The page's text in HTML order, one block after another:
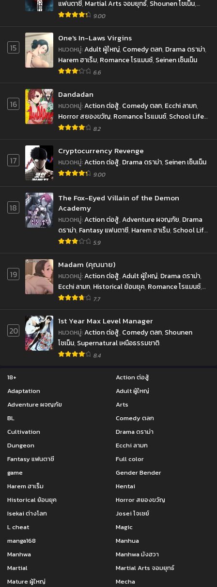
ตอนที่ 110
กรกฎาคม 30, 2022
ตอนที่ 109
กรกฎาคม 30, 2022
กรกฎาคม 30, 2022
ตอนที่ 106
กรกฎาคม 29, 2022
ตอนที่ 105
กรกฎาคม 28, 2022
กรกฎาคม 28, 2022 กรกฎาคม 27, 2022
ตอนที่ 102
กรกฎาคม 27, 2022
ตอนที่ 100
กรกฎาคม 5, 2022
ตอนที่ 99
ตอนที่ 97
ตอนที่ 96
เมษายน 7, 2022
ตอนที่ 95
เมษายน 7, 2022
ตอนที่ 94 ตอนที่ 93
ตอนที่ 92
เมษายน 7, 2022
ตอนที่ 91
เมษายน 7, 2022
เมษายน 7, 2022
ตอนที่ 87
เมษายน 7, 2022
ตอนที่ 85
ตอนที่ 84
เมษายน 7, 2022
ตอนที่ 83
เมษายน 7, 2022
ตอนที่ 82
เมษายน 7, 2022
ตอนที่ 81
เมษายน 7, 2022
ตอนที่ 80
เมษายน 7, 2022
ตอนที่ 79
เมษายน 7, 2022
ตอนที่ 78 ตอนที่ 77
ตอนที่ 76
เมษายน 7, 2022
ตอนที่ 75
เมษายน 7, 2022
แฟนตาซี, Martial Arts จอมยุทธ์, Shounen โชเน็น,
Supernatural เหนือธรรมชาติ
9.00
15
One's In-Laws Virgins
หมวดหมู่:Adult ผู้ใหญ่, Comedy ตลก, Drama ดราม่า,
Harem ฮาเร็ม, Romance โรแมนซ์, Seinen เซ็นเน็น
6.6
16
Dandadan
หมวดหมู่:Action ต่อสู้, Comedy ตลก, Ecchi ลามก,
Horror สยองขวัญ, Romance โรแมนซ์, School Life
ชีวิตประจำวัน,Sci-fi ไซ-ไฟ
8.2
17
Cryptocurrency Revenge
หมวดหมู่:Action ต่อสู้, Drama ดราม่า, Seinen เซ็นเน็น
9.00
18
The Fox-Eyed Villain of the Demon
Academy
หมวดหมู่:Action ต่อสู้,Adventure ผจญภัย, Drama
ดราม่า, Fantasy แฟนตาซี, Harem ฮาเร็ม, School Life
ชีวิตประจำวัน,Shounen โชเน็น
5.9
19
Madam (คุณนาย)
หมวดหมู่:Action ต่อสู้,Adult ผู้ใหญ่, Drama ดราม่า,
Ecchi ลามก, Historical ย้อนยุค, Romance โรแมนซ์,
Seinen เซ็นเน็น
7.7
20
1st Year Max Level Manager
หมวดหมู่:Action ต่อสู้, Comedy ตลก, Shounen
โชเน็น, Supernatural เหนือธรรมชาติ
8.4
18+
Action ต่อสู้
Adaptation
Adult ผู้ใหญ่
Adventure ผจญภัย
Arts
BL
Comedy ตลก
Cultivation
Drama ดราม่า
Dungeon
Ecchi ลามก
Fantasy แฟนตาซี
Full color
game
Gender Bender
Harem ฮาเร็ม
Hentai
Historical ย้อนยุค
Horror สยองขวัญ
Isekai ต่างโลก
Josei โจเซย์
L cheat
Magic
manga168
Manhua
Manhwa
Manhwa มังฮวา
Martial
Martial Arts จอมยุทธ์
Mature ผู้ใหญ่
Mecha